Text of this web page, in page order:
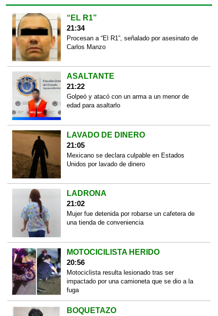
“EL R1”
21:34
Procesan a “El R1”, señalado por asesinato de
Carlos Manzo
ASALTANTE
21:22
Golpeó y atacó con un arma a un menor de
edad para asaltarlo
LAVADO DE DINERO
21:05
Mexicano se declara culpable en Estados
Unidos por lavado de dinero
LADRONA
21:02
Mujer fue detenida por robarse un cafetera de
una tienda de conveniencia
MOTOCICILISTA HERIDO
20:56
Motociclista resulta lesionado tras ser
impactado por una camioneta que se dio a la
fuga
BOQUETAZO